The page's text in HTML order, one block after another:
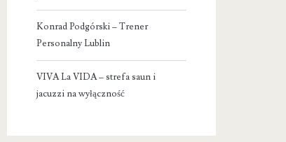
Konrad Podgórski – Trener
Personalny Lublin
VIVA La VIDA – strefa saun i
jacuzzi na wyłączność